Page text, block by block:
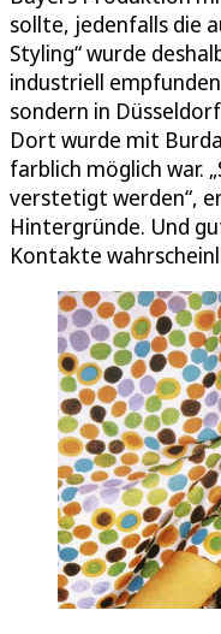
sollte, jedenfalls die
Styling“ wurde
industriell
sondern in
Dort wurde mit
farblich möglich war.
verstetigt werden“,
Hintergründe. Und
Kontakte